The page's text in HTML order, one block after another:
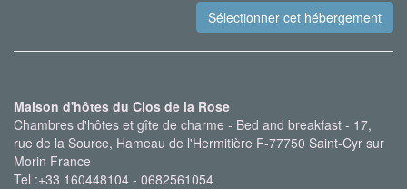
Maison d'hôtes du Clos de la Rose
Chambres d'hôtes et gîte de charme - Bed and breakfast - 17,
rue de la Source, Hameau de l'Hermitière F-77750 Saint-Cyr sur
Morin France
Tel :+33 160448104 - 0682561054